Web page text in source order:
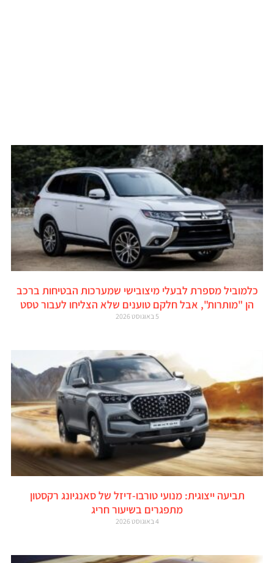
כלמוביל מספרת לבעלי מיצובישי שמערכות הבטיחות ברכב
הן "מותרות", אבל חלקם טוענים שלא הצליחו לעבור טסט
5 באוגוסט 2026
תביעה ייצוגית: מנועי טורבו-דיזל של סאנגיונג רקסטון
מתפגרים בשיעור חריג
4 באוגוסט 2026